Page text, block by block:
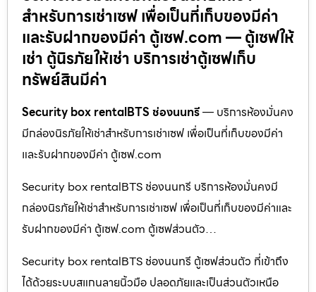
สำหรับการเช่าเซฟ เพื่อเป็นที่เก็บของมีค่า
และรับฝากของมีค่า ตู้เซฟ.com — ตู้เซฟให้
เช่า ตู้นิรภัยให้เช่า บริการเช่าตู้เซฟเก็บ
ทรัพย์สินมีค่า
Security box rentalBTS ช่องนนทรี— บริการห้องมั่นคง
มีกล่องนิรภัยให้เช่าสำหรับการเช่าเซฟ เพื่อเป็นที่เก็บของมีค่า
และรับฝากของมีค่า ตู้เซฟ.com
Security box rentalBTS ช่องนนทรี บริการห้องมั่นคงมี
กล่องนิรภัยให้เช่าสำหรับการเช่าเซฟ เพื่อเป็นที่เก็บของมีค่าและ
รับฝากของมีค่า ตู้เซฟ.com ตู้เซฟส่วนตัว…
Security box rentalBTS ช่องนนทรี ตู้เซฟส่วนตัว ที่เข้าถึง
ได้ด้วยระบบสแกนลายนิ้วมือ ปลอดภัยและเป็นส่วนตัวเหนือ